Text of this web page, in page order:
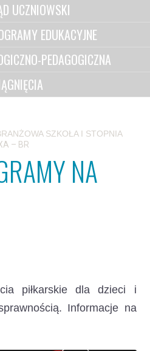
UCZNIOWSKI
EDUKACYJNE
PEDAGOGICZNA
SZKOŁA I STOPNIA
– BR
NA
piłkarskie dla dzieci i
Informacje na